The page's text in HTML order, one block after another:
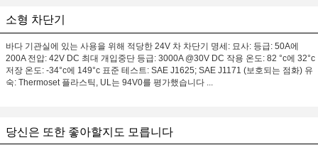
소형 차단기
바다 기관실에 있는 사용을 위해 적당한 24V 차 차단기 명세: 묘사: 등급: 50A에
200A 전압: 42V DC 최대 개입중단 등급: 3000A @30V DC 작용 온도: 82 °c에 32°c
저장 온도: -34°c에 149°c 표준 테스트: SAE J1625; SAE J1171 (보호되는 점화) 유
숙: Thermoset 플라스틱, UL는 94V0를 평가했습니다 ...
당신은 또한 좋아할지도 모릅니다